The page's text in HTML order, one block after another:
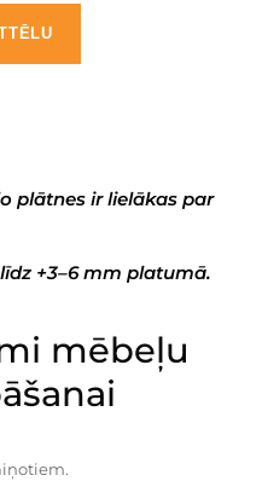
plātnes ir lielākas par
+3–6 mm platumā.
mēbeļu